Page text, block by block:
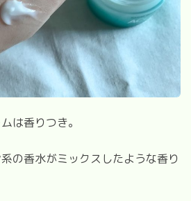
は香りつき。
の香水がミックスしたような香り